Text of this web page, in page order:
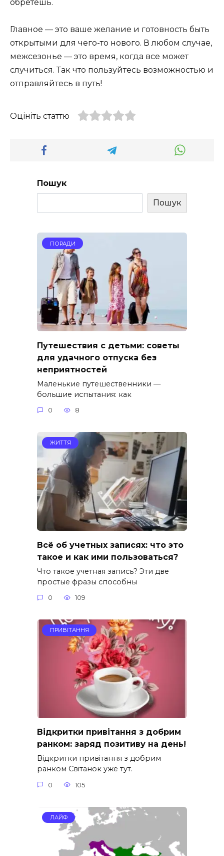
обретешь.
Главное — это ваше желание и готовность быть
открытыми для чего-то нового. В любом случае,
межсезонье — это время, когда все может
случиться. Так что пользуйтесь возможностью и
отправляйтесь в путь!
Оцініть статтю
Пошук
Пошук
ПОРАДИ
Путешествия с детьми: советы
для удачного отпуска без
неприятностей
Маленькие путешественники —
большие испытания: как
0 8
ЖИТТЯ
Всё об учетных записях: что это
такое и как ими пользоваться?
Что такое учетная запись? Эти две
простые фразы способны
0 109
ПРИВІТАННЯ
Відкритки привітання з добрим
ранком: заряд позитиву на день!
Відкритки привітання з добрим
ранком Світанок уже тут.
0 105
ЛАЙФ